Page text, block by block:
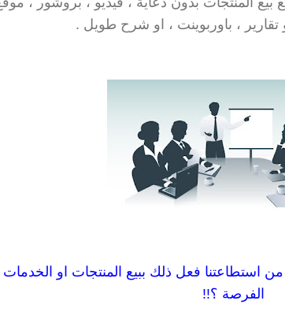
تقارير ، باوربوينت ، او شرح طويل .
من استطاعتنا فعل ذلك ببيع المنتجات او الخدمات
الفرصة ؟!!